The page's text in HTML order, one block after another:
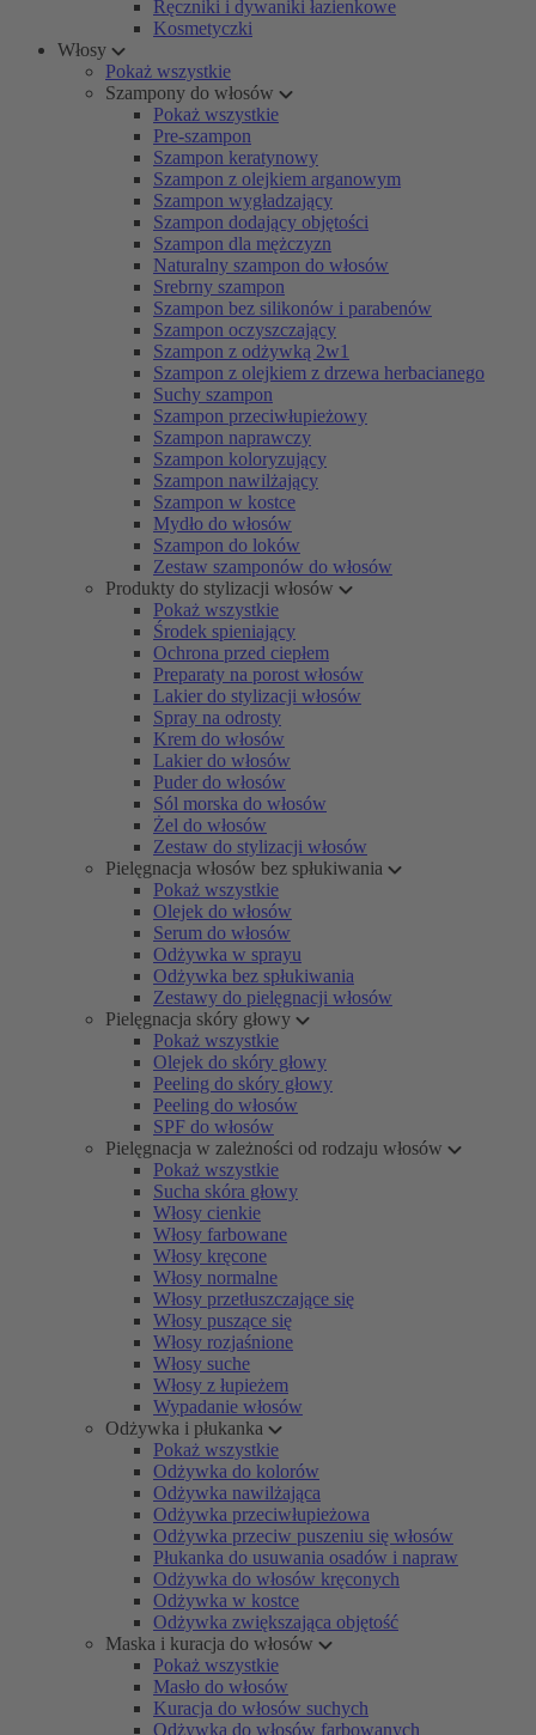
Ręczniki i dywaniki łazienkowe
Kosmetyczki
Włosy
Pokaż wszystkie
Szampony do włosów
Pokaż wszystkie
Pre-szampon
Szampon keratynowy
Szampon z olejkiem arganowym
Szampon wygładzający
Szampon dodający objętości
Szampon dla mężczyzn
Naturalny szampon do włosów
Srebrny szampon
Szampon bez silikonów i parabenów
Szampon oczyszczający
Szampon z odżywką 2w1
Szampon z olejkiem z drzewa herbacianego
Suchy szampon
Szampon przeciwłupieżowy
Szampon naprawczy
Szampon koloryzujący
Szampon nawilżający
Szampon w kostce
Mydło do włosów
Szampon do loków
Zestaw szamponów do włosów
Produkty do stylizacji włosów
Pokaż wszystkie
Środek spieniający
Ochrona przed ciepłem
Preparaty na porost włosów
Lakier do stylizacji włosów
Spray na odrosty
Krem do włosów
Lakier do włosów
Puder do włosów
Sól morska do włosów
Żel do włosów
Zestaw do stylizacji włosów
Pielęgnacja włosów bez spłukiwania
Pokaż wszystkie
Olejek do włosów
Serum do włosów
Odżywka w sprayu
Odżywka bez spłukiwania
Zestawy do pielęgnacji włosów
Pielęgnacja skóry głowy
Pokaż wszystkie
Olejek do skóry głowy
Peeling do skóry głowy
Peeling do włosów
SPF do włosów
Pielęgnacja w zależności od rodzaju włosów
Pokaż wszystkie
Sucha skóra głowy
Włosy cienkie
Włosy farbowane
Włosy kręcone
Włosy normalne
Włosy przetłuszczające się
Włosy puszące się
Włosy rozjaśnione
Włosy suche
Włosy z łupieżem
Wypadanie włosów
Odżywka i płukanka
Pokaż wszystkie
Odżywka do kolorów
Odżywka nawilżająca
Odżywka przeciwłupieżowa
Odżywka przeciw puszeniu się włosów
Płukanka do usuwania osadów i napraw
Odżywka do włosów kręconych
Odżywka w kostce
Odżywka zwiększająca objętość
Maska i kuracja do włosów
Pokaż wszystkie
Masło do włosów
Kuracja do włosów suchych
Odżywka do włosów farbowanych